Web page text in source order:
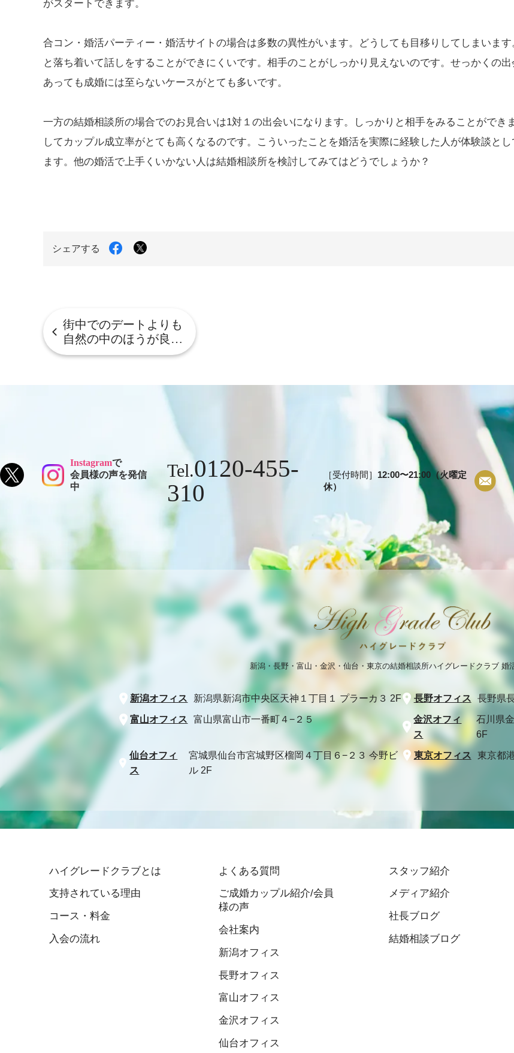
がスタートできます。
合コン・婚活パーティー・婚活サイトの場合は多数の異性がいます。どうしても目移りしてしまいます
と落ち着いて話しをすることができにくいです。相手のことがしっかり見えないのです。せっかくの
あっても成婚には至らないケースがとても多いです。
一方の結婚相談所の場合でのお見合いは1対１の出会いになります。しっかりと相手をみることができ
してカップル成立率がとても高くなるのです。こういったことを婚活を実際に経験した人が体験談と
ます。他の婚活で上手くいかない人は結婚相談所を検討してみてはどうでしょうか？
シェアする
Facebook
X
街中でのデートよりも
自然の中のほうが良…
Instagramで
会員様の声を発信
中
Tel.0120-455-
310
［受付時間］ 12:00〜21:00（火曜定
休）
新潟・長野・富山・金沢・仙台・東京の結婚相談所ハイグレードクラブ 婚
新潟オフィス 新潟県新潟市中央区天神１丁目１ プラーカ３ 2F 長野オフィス 長野県
富山オフィス 富山県富山市一番町４−２５
金沢オフィ
ス
石川県
6F
仙台オフィ
ス
宮城県仙台市宮城野区榴岡４丁目６−２３ 今野ビ
ル 2F
東京オフィス 東京都
ハイグレードクラブとは
支持されている理由
コース・料金
入会の流れ
よくある質問
ご成婚カップル紹介/会員
様の声
会社案内
新潟オフィス
長野オフィス
富山オフィス
金沢オフィス
仙台オフィス
スタッフ紹介
メディア紹介
社長ブログ
結婚相談ブログ